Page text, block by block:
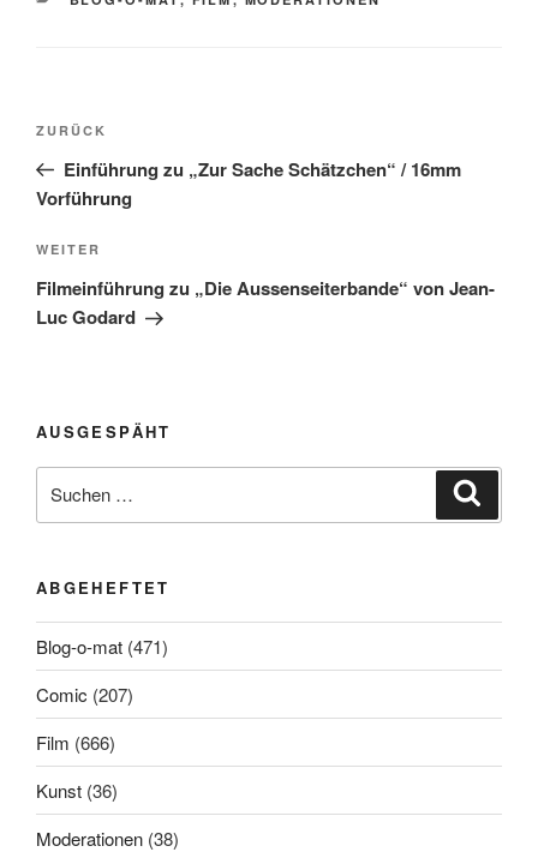
Beitragsnavigation
Vorheriger
Beitrag
ZURÜCK
Einführung zu „Zur Sache Schätzchen“ / 16mm
Vorführung
Nächster
Beitrag
WEITER
Filmeinführung zu „Die Aussenseiterbande“ von Jean-
Luc Godard
AUSGESPÄHT
nach:
ABGEHEFTET
Blog-o-mat (471)
Comic (207)
Film (666)
Kunst (36)
Moderationen (38)